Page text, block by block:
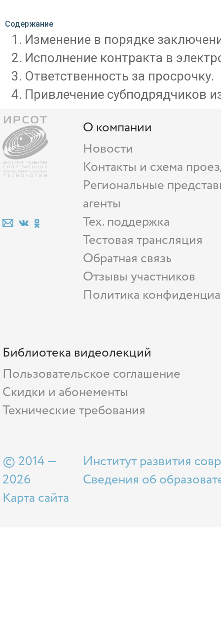
Содержание
Изменение в порядке
Исполнение контракта в
Ответственность за просрочку.
Привлечение субподрядчиков
О компании
Новости
Контакты и схема
Региональные
агенты
Тех. поддержка
Тестовая трансляция
Обратная связь
Отзывы участников
Политика
Библиотека видеолекций
Пользовательское соглашение
Скидки и абонементы
Технические требования
© 2014 —
2026
Карта сайта
Институт развития
Сведения об